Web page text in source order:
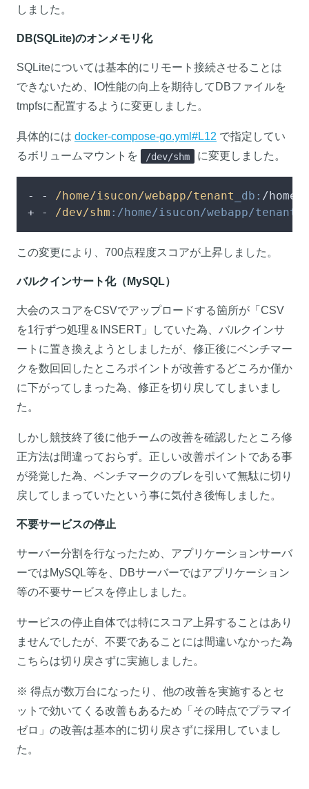
しました。
DB(SQLite)のオンメモリ化
SQLiteについては基本的にリモート接続させることは
できないため、IO性能の向上を期待してDBファイルを
tmpfsに配置するように変更しました。
具体的には docker-compose-go.yml#L12 で指定してい
るボリュームマウントを
/dev/shm に変更しました。
- - /home/isucon/webapp/tenant _db: /home/
+ - /dev/shm :/home/isucon/webapp/
この変更により、700点程度スコアが上昇しました。
バルクインサート化（MySQL）
大会のスコアをCSVでアップロードする箇所が「CSV
を1行ずつ処理＆INSERT」していた為、バルクインサ
ートに置き換えようとしましたが、修正後にベンチマー
クを数回回したところポイントが改善するどころか僅か
に下がってしまった為、修正を切り戻してしまいまし
た。
しかし競技終了後に他チームの改善を確認したところ修
正方法は間違っておらず。正しい改善ポイントである事
が発覚した為、ベンチマークのブレを引いて無駄に切り
戻してしまっていたという事に気付き後悔しました。
不要サービスの停止
サーバー分割を行なったため、アプリケーションサーバ
ーではMySQL等を、DBサーバーではアプリケーション
等の不要サービスを停止しました。
サービスの停止自体では特にスコア上昇することはあり
ませんでしたが、不要であることには間違いなかった為
こちらは切り戻さずに実施しました。
※ 得点が数万台になったり、他の改善を実施するとセ
ットで効いてくる改善もあるため「その時点でプラマイ
ゼロ」の改善は基本的に切り戻さずに採用していまし
た。